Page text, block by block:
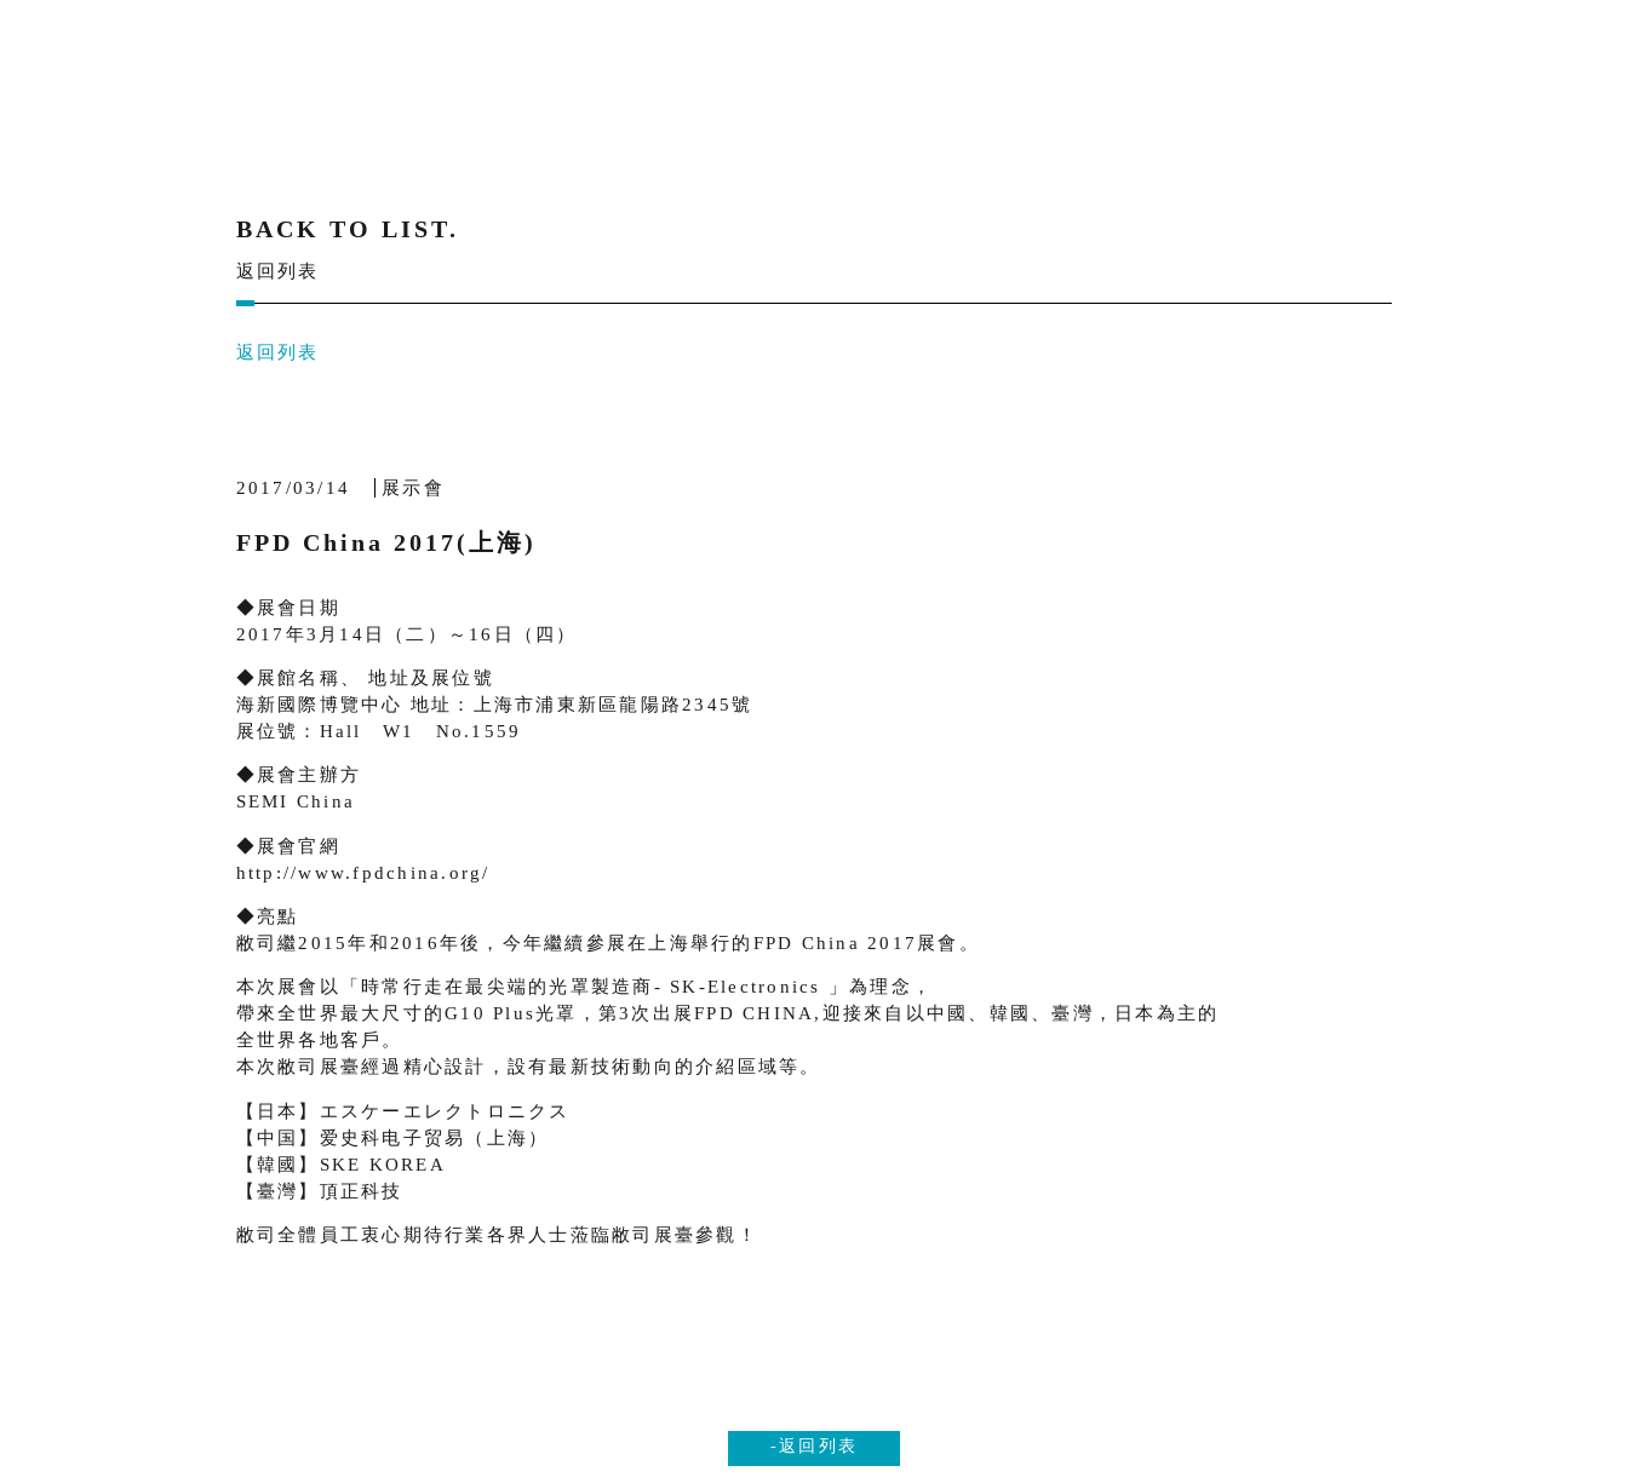
BACK TO LIST.
返回列表
返回列表
2017/03/14 展示會
FPD China 2017(上海)
◆展會日期
2017年3月14日（二）～16日（四）
◆展館名稱、 地址及展位號
海新國際博覽中心 地址：上海市浦東新區龍陽路2345號
展位號：Hall W1 No.1559
◆展會主辦方
SEMI China
◆展會官網
http://www.fpdchina.org/
◆亮點
敝司繼2015年和2016年後，今年繼續參展在上海舉行的FPD China 2017展會。
本次展會以「時常行走在最尖端的光罩製造商- SK-Electronics 」為理念，
帶來全世界最大尺寸的G10 Plus光罩，第3次出展FPD CHINA,迎接來自以中國、韓國、臺灣，日本為主的
全世界各地客戶。
本次敝司展臺經過精心設計，設有最新技術動向的介紹區域等。
【日本】エスケーエレクトロニクス
【中国】爱史科电子贸易（上海）
【韓國】SKE KOREA
【臺灣】頂正科技
敝司全體員工衷心期待行業各界人士蒞臨敝司展臺參觀！
-返回列表